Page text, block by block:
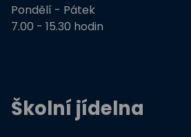
Pondělí - Pátek
7.00 - 15.30 hodin
Školní jídelna